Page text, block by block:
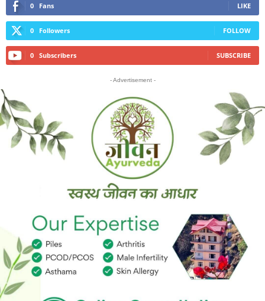
0 Fans LIKE
0 Followers FOLLOW
0 Subscribers SUBSCRIBE
- Advertisement -